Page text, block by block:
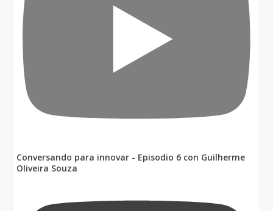
Conversando para innovar - Episodio 6 con Guilherme
Oliveira Souza